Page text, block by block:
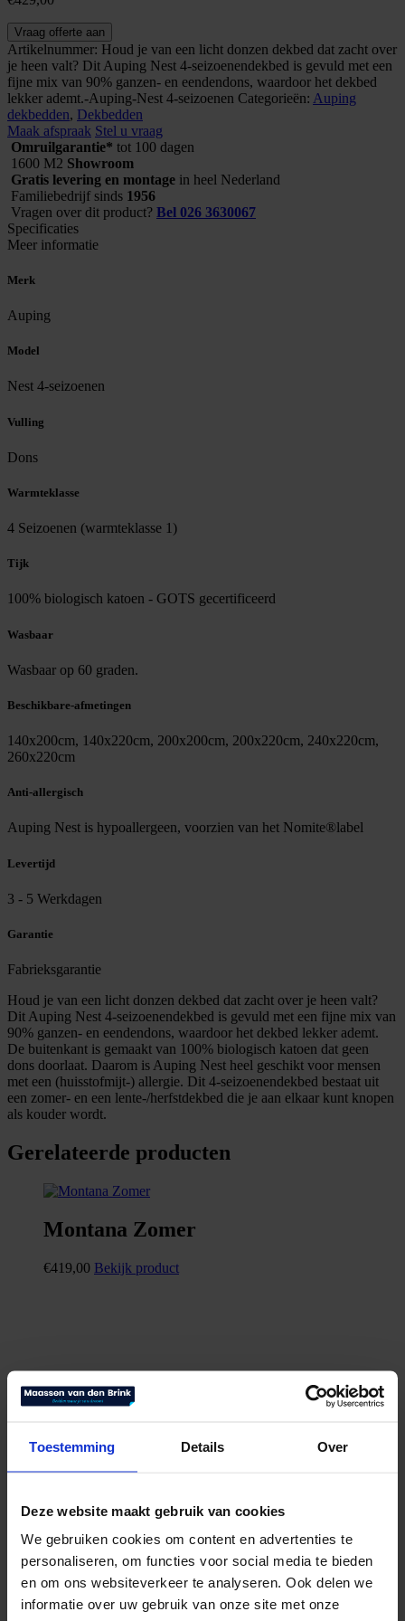
Toestemming Details Over
Deze website maakt gebruik van cookies
We gebruiken cookies om content en advertenties te
personaliseren, om functies voor social media te bieden
en om ons websiteverkeer te analyseren. Ook delen we
informatie over uw gebruik van onze site met onze
Auping
dekbed
Nest
4-
seizoenen
aantal
Vraag offerte aan
Artikelnummer: Houd je van een licht donzen dekbed dat zacht over
je heen valt? Dit Auping Nest 4-seizoenendekbed is gevuld met een
fijne mix van 90% ganzen- en eendendons, waardoor het dekbed
lekker ademt.-Auping-Nest 4-seizoenen Categorieën: Auping
dekbedden, Dekbedden
Maak afspraak Stel u vraag
Omruilgarantie* tot 100 dagen
1600 M2 Showroom
Gratis levering en montage in heel Nederland
Familiebedrijf sinds 1956
Vragen over dit product? Bel 026 3630067
Specificaties
Meer informatie
Merk
Auping
Model
Nest 4-seizoenen
Vulling
Dons
Warmteklasse
4 Seizoenen (warmteklasse 1)
Tijk
100% biologisch katoen - GOTS gecertificeerd
Wasbaar
Wasbaar op 60 graden.
Beschikbare-afmetingen
140x200cm, 140x220cm, 200x200cm, 200x220cm, 240x220cm,
260x220cm
Anti-allergisch
Auping Nest is hypoallergeen, voorzien van het Nomite®label
Levertijd
3 - 5 Werkdagen
Garantie
Fabrieksgarantie
Houd je van een licht donzen dekbed dat zacht over je heen valt?
Dit Auping Nest 4-seizoenendekbed is gevuld met een fijne mix van
90% ganzen- en eendendons, waardoor het dekbed lekker ademt.
De buitenkant is gemaakt van 100% biologisch katoen dat geen
dons doorlaat. Daarom is Auping Nest heel geschikt voor mensen
met een (huisstofmijt-) allergie. Dit 4-seizoenendekbed bestaat uit
een zomer- en een lente-/herfstdekbed die je aan elkaar kunt knopen
als kouder wordt.
Gerelateerde producten
Montana Zomer
€419,00 Bekijk product